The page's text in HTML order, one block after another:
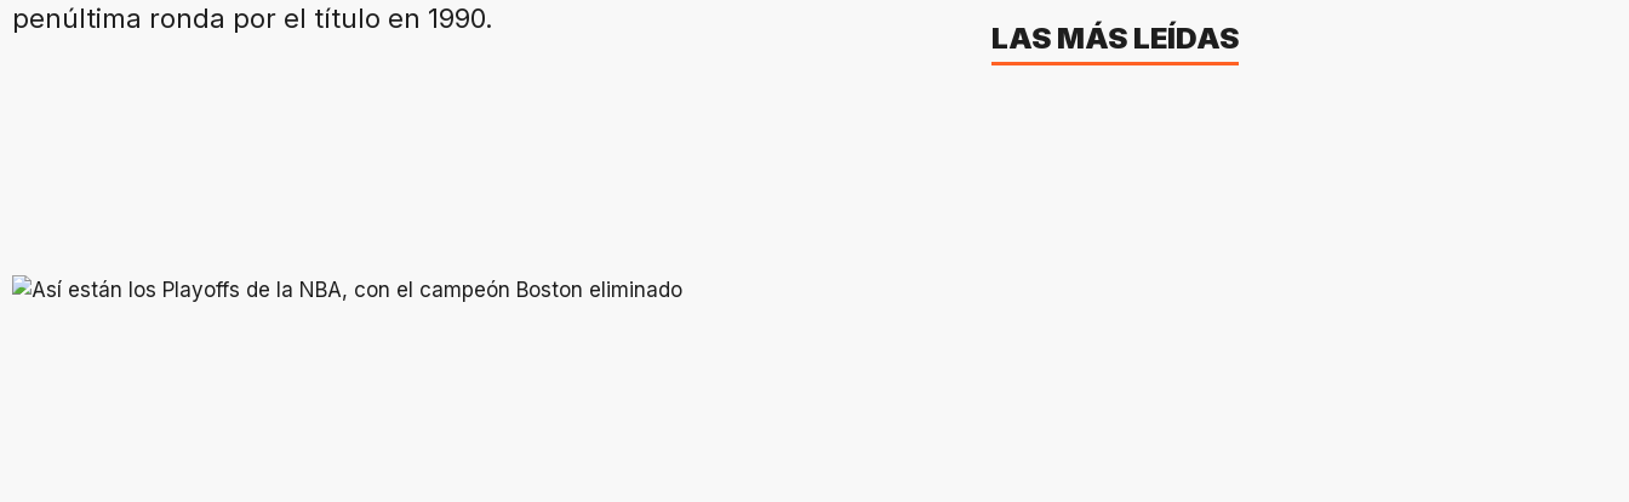
penúltima ronda por el título en 1990.
LAS MÁS LEÍDAS